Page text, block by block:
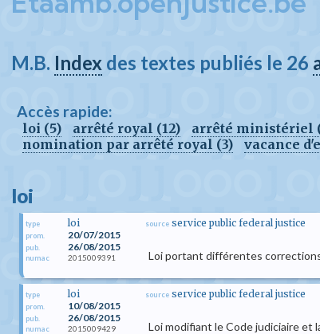
M.B. Index des textes publiés le 26
Accès rapide:
loi (5) arrêté royal (12) arrêté ministériel
nomination par arrêté royal (3)
vacance
loi
type loi
prom. 20/07/2015
pub. 26/08/2015
numac 2015009391
source service public federal justice
Loi portant différentes
type loi
prom. 10/08/2015
pub. 26/08/2015
numac 2015009429
source service public federal justice
Loi modifiant le Code judiciaire et